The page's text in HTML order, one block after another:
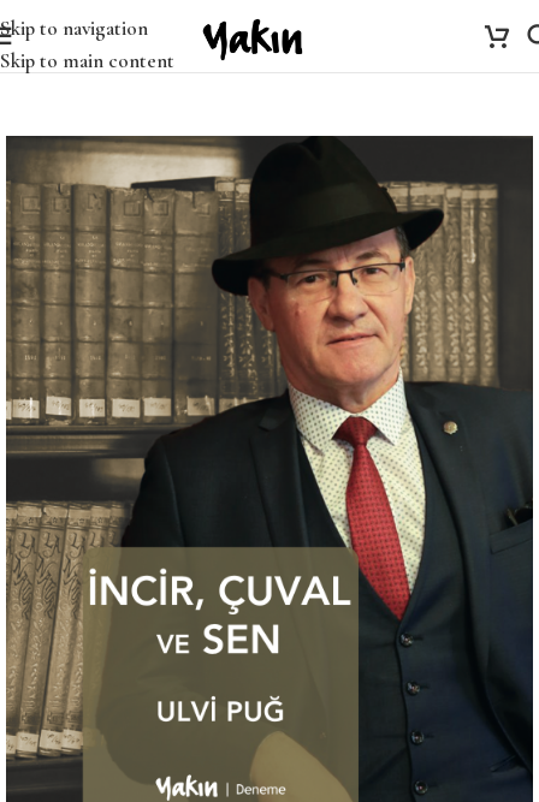
Skip to navigation
Skip to main content